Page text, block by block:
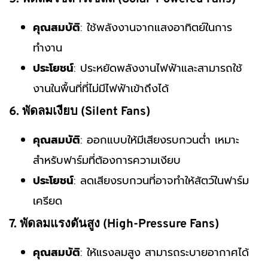
คุณสมบัติ: ใช้พลังงานจากแสงอาทิตย์ในการ
ทำงาน
ประโยชน์: ประหยัดพลังงานไฟฟ้าและสามารถใช้
งานในพื้นที่ที่ไม่มีไฟฟ้าเข้าถึงได้
6. พัดลมเงียบ (Silent Fans)
คุณสมบัติ: ออกแบบให้มีเสียงรบกวนต่ำ เหมาะ
สำหรับฟาร์มที่ต้องการความเงียบ
ประโยชน์: ลดเสียงรบกวนที่อาจทำให้สัตว์ในฟาร์ม
เครียด
7. พัดลมแรงดันสูง (High-Pressure Fans)
คุณสมบัติ: ให้แรงลมสูง สามารถระบายอากาศได้